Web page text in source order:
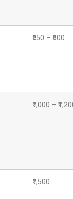
₹550 – ₹600
₹1,000 –
₹1,500